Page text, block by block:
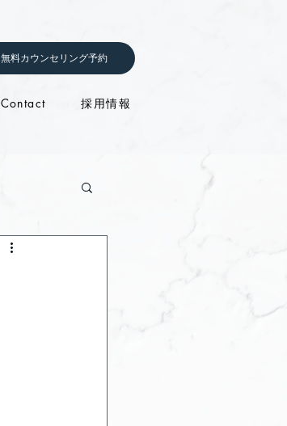
無料カウンセリング予約
Contact 採用情報